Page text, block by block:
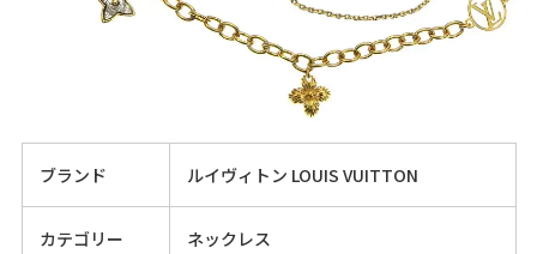
ブランド ルイヴィトン LOUIS VUITTON
カテゴリー ネックレス